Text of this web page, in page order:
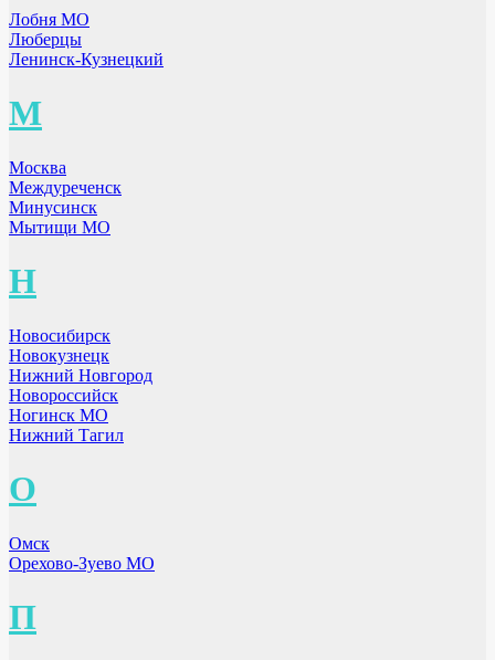
Лобня МО
Люберцы
Ленинск-Кузнецкий
М
Москва
Междуреченск
Минусинск
Мытищи МО
Н
Новосибирск
Новокузнецк
Нижний Новгород
Новороссийск
Ногинск МО
Нижний Тагил
О
Омск
Орехово-Зуево МО
П